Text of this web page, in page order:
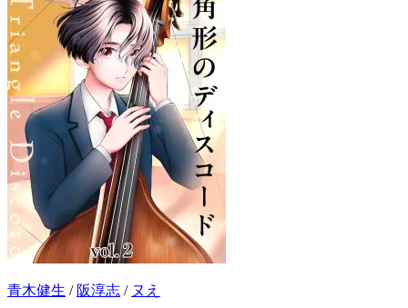
青木健生 / 阪淳志 / ヌえ